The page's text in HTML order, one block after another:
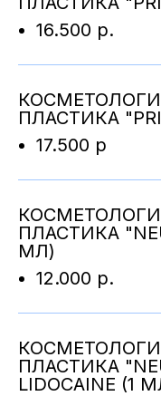
16.500 р.
ПЛАСТИКА
17.500 р
ПЛАСТИКА
МЛ)
12.000 р.
ПЛАСТИКА
LIDOCAINE (1